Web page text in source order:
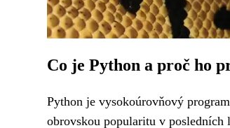
Co je Python a proč ho
Python je vysokoúrovňový
obrovskou popularitu v posledních